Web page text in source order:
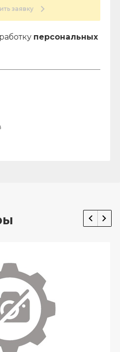
заявку
персональных